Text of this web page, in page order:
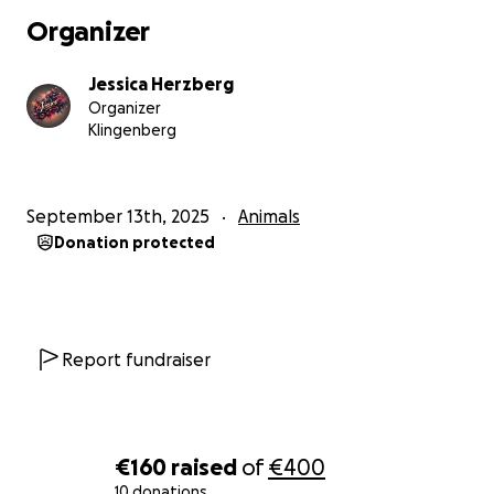
€160 raised of€400
Organizer
Jessica Herzberg
Organizer
Klingenberg
September 13th, 2025 Animals
Donation protected
Report fundraiser